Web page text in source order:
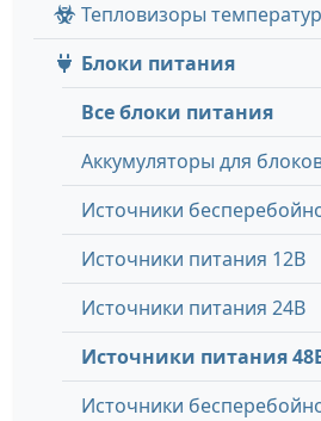
Тепловизоры
Блоки питания
Все блоки питания
Аккумуляторы для
Источники
Источники питания 12В
Источники питания 24В
Источники питания
Источники